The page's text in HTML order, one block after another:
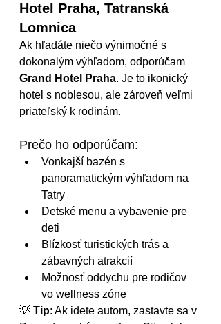
Hotel Praha, Tatranská
Lomnica
Ak hľadáte niečo výnimočné s
dokonalým výhľadom, odporúčam
Grand Hotel Praha. Je to ikonický
hotel s noblesou, ale zároveň veľmi
priateľský k rodinám.
Prečo ho odporúčam:
Vonkajší bazén s
panoramatickým výhľadom na
Tatry
Detské menu a vybavenie pre
deti
Blízkosť turistických trás a
zábavných atrakcií
Možnosť oddychu pre rodičov
vo wellness zóne
💡 Tip: Ak idete autom, zastavte sa v